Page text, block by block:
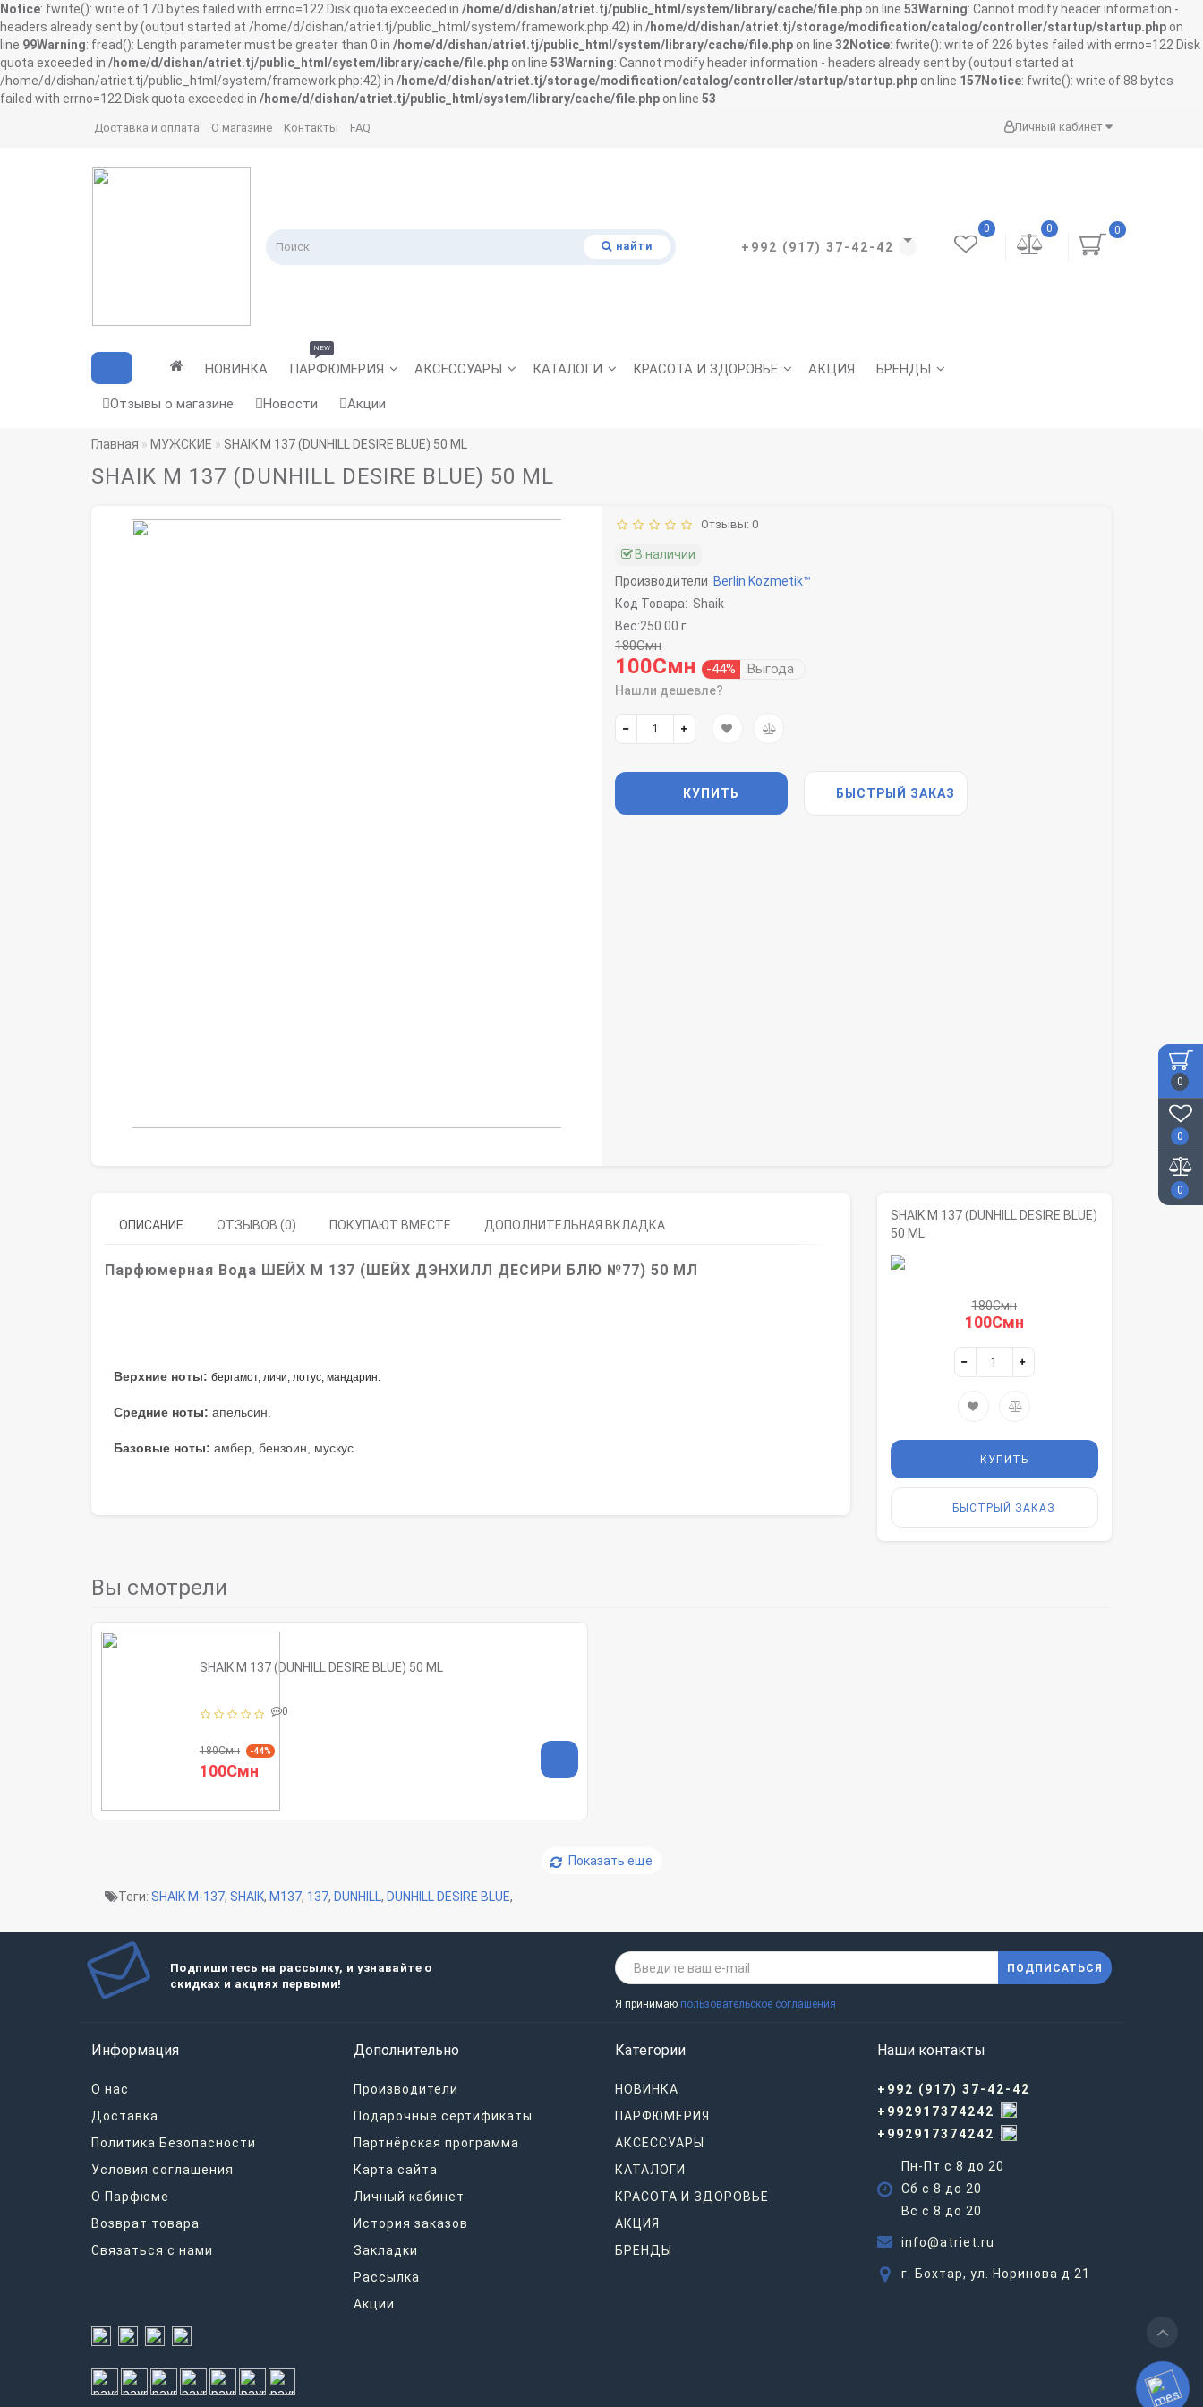
Notice: fwrite(): write of 170 bytes failed with errno=122 Disk quota exceeded in /home/d/dishan/atriet.tj/public_html/system/library/cache/file.php on line 53Warning: Cannot modify header information -
headers already sent by (output started at /home/d/dishan/atriet.tj/public_html/system/framework.php:42) in /home/d/dishan/atriet.tj/storage/modification/catalog/controller/startup/startup.php on
line 99Warning: fread(): Length parameter must be greater than 0 in /home/d/dishan/atriet.tj/public_html/system/library/cache/file.php on line 32Notice: fwrite(): write of 226 bytes failed with errno=122 Disk
quota exceeded in /home/d/dishan/atriet.tj/public_html/system/library/cache/file.php on line 53Warning: Cannot modify header information - headers already sent by (output started at
/home/d/dishan/atriet.tj/public_html/system/framework.php:42) in /home/d/dishan/atriet.tj/storage/modification/catalog/controller/startup/startup.php on line 157Notice: fwrite(): write of 88 bytes
failed with errno=122 Disk quota exceeded in /home/d/dishan/atriet.tj/public_html/system/library/cache/file.php on line 53
0
0
0
Личный кабинет
Доставка и оплата О магазине Контакты FAQ
найти +992 (917) 37-42-42
0
0
0
НОВИНКА ПАРФЮМЕРИЯ
NEW
АКСЕССУАРЫ КАТАЛОГИ КРАСОТА И ЗДОРОВЬЕ АКЦИЯ БРЕНДЫ
Отзывы о магазине Новости Акции
Главная МУЖСКИЕ SHAIK M 137 (DUNHILL DESIRE BLUE) 50 ML
SHAIK M 137 (DUNHILL DESIRE BLUE) 50 ML
Отзывы: 0
В наличии
Производители Berlin Kozmetik™
Код Товара: Shaik
Вес:250.00 г
180Смн
100Смн -44% Выгода
Нашли дешевле?
КУПИТЬ БЫСТРЫЙ ЗАКАЗ
ОПИСАНИЕ ОТЗЫВОВ (0) ПОКУПАЮТ ВМЕСТЕ ДОПОЛНИТЕЛЬНАЯ ВКЛАДКА
Парфюмерная Вода ШЕЙХ M 137 (ШЕЙХ ДЭНХИЛЛ ДЕСИРИ БЛЮ №77) 50 МЛ
Верхние ноты: бергамот, личи, лотус, мандарин.
Средние ноты: апельсин.
Базовые ноты: амбер, бензоин, мускус.
SHAIK M 137 (DUNHILL DESIRE BLUE)
50 ML
180Смн
100Смн
КУПИТЬ
БЫСТРЫЙ ЗАКАЗ
Вы смотрели
SHAIK M 137 (DUNHILL DESIRE BLUE) 50 ML
0
180Смн -44%
100Смн
Показать еще
Теги: SHAIK M-137, SHAIK, M137, 137, DUNHILL, DUNHILL DESIRE BLUE,
Подпишитесь на рассылку, и узнавайте о
скидках и акциях первыми!
ПОДПИСАТЬСЯ
Я принимаю пользовательское соглашения
Информация
О нас
Доставка
Политика Безопасности
Условия соглашения
О Парфюме
Возврат товара
Связаться с нами
Дополнительно
Производители
Подарочные сертификаты
Партнёрская программа
Карта сайта
Личный кабинет
История заказов
Закладки
Рассылка
Акции
Категории
НОВИНКА
ПАРФЮМЕРИЯ
АКСЕССУАРЫ
КАТАЛОГИ
КРАСОТА И ЗДОРОВЬЕ
АКЦИЯ
БРЕНДЫ
Наши контакты
+992 (917) 37-42-42
+992917374242
+992917374242
Пн-Пт с 8 до 20
Сб с 8 до 20
Вс c 8 до 20
info@atriet.ru
г. Бохтар, ул. Норинова д 21